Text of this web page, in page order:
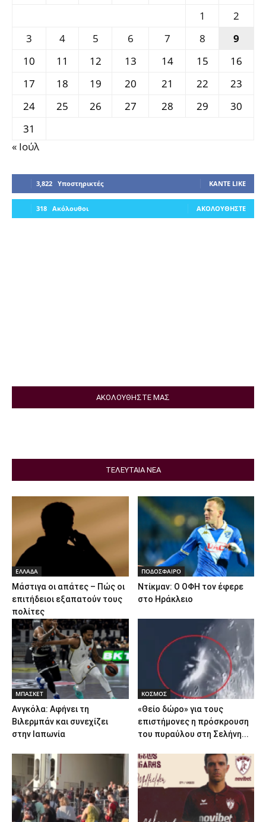
1
2
3
4 5 6 7 8
9
10
11 12 13 14 15
16
17
18 19 20 21 22
23
24
25 26 27 28 29
30
31
« Ιούλ
3,822 Υποστηρικτές ΚΆΝΤΕ LIKE
318 Ακόλουθοι ΑΚΟΛΟΥΘΉΣΤΕ
ΑΚΟΛΟΥΘΗΣΤΕ ΜΑΣ
ΤΕΛΕΥΤΑΙΑ ΝΕΑ
ΕΛΛΑΔΑ
Μάστιγα οι απάτες – Πώς οι
επιτήδειοι εξαπατούν τους
πολίτες
ΠΟΔΟΣΦΑΙΡΟ
Ντίκμαν: Ο ΟΦΗ τον έφερε
στο Ηράκλειο
ΜΠΑΣΚΕΤ
Ανγκόλα: Αφήνει τη
Βιλερμπάν και συνεχίζει
στην Ιαπωνία
ΚΟΣΜΟΣ
«Θείο δώρο» για τους
επιστήμονες η πρόσκρουση
του πυραύλου στη Σελήνη...